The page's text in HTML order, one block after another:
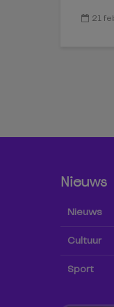
21
Nieuws
Nieuws
Cultuur
Sport